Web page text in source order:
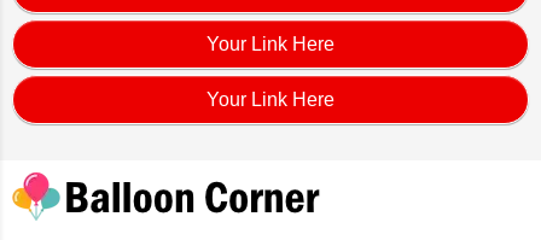
Your Link Here
Your Link Here